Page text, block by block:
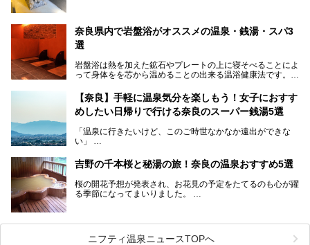
中心部に近いサウナや郊外にあるアウトドアフィンランド式
サウナなど種類も豊富です。
奈良県にあるサウナでリフレッシュしませんか？
奈良県内で岩盤浴がオススメの温泉・銭湯・スパ3
選
岩盤浴は熱を加えた鉱石やプレートの上に寝そべることによ
って身体をを芯から温めることの出来る温浴健康法です。じ
果だけではなく、代謝が高まり健康や美容にも良い影響が期
待できます。今回はそんな岩盤浴にこだわった、奈良県内の
オススメ温泉・銭湯・スパ3ヶ所を紹介させていただきま
【奈良】手軽に温泉気分を楽しもう！女子におすす
めしたい日帰りで行ける奈良のスーパー銭湯5選
「温泉に行きたいけど、このご時世なかなか遠出ができな
い」
そんな方も多いのではないでしょうか？
お宿に泊まって観光地を巡るような温泉旅行がしたいけど、
まとまった時間が取れない時もありますよね。
芯までじんわり温まってリラックス効果も抜群。
吉野の千本桜と秘湯の旅！奈良の温泉おすすめ5選
桜の開花予想が発表され、お花見の予定をたてるのも心が躍
る季節になってまいりました。
まれるくらい日本人の心を捉えて離さない名所中の名所があ
ります。それは奈良県の吉野山。
ニフティ温泉ニュースTOPへ